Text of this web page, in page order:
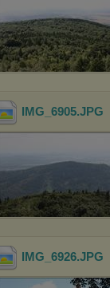
IMG_6905.JPG
IMG_6926.JPG